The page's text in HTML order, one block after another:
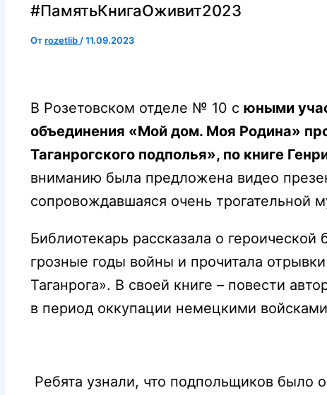
#ПамятьКнигаОживит2023
Отrozetlib /11.09.2023
В Розетовском отделе № 10 с юными
объединения «Мой дом. Моя Родина»
Таганрогского подполья», по книге
вниманию была предложена видео
сопровождавшаяся очень трогательной
Библиотекарь рассказала о героической
грозные годы войны и прочитала
Таганрога». В своей книге – повести
в период оккупации немецкими войсками
Ребята узнали, что подпольщиков было